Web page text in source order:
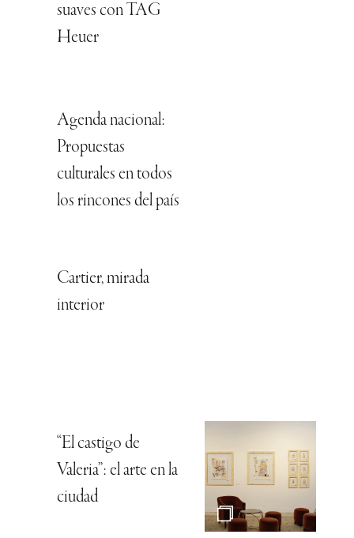
suaves con TAG
Heuer
Agenda nacional:
Propuestas
culturales en todos
los rincones del país
Cartier, mirada
interior
“El castigo de
Valeria”: el arte en la
ciudad